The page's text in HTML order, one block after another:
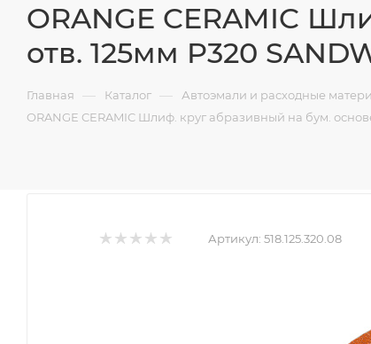
ORANGE CERAMIC
отв. 125мм P320
Главная — Каталог — Автоэмали и расходные
ORANGE CERAMIC Шлиф. круг абразивный на бум.
Артикул: 518.125.320.08